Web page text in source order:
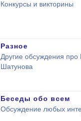
Конкурсы и викторины
Разное
Другие обсуждения
Шатунова
Беседы обо всем
Обсуждение любых